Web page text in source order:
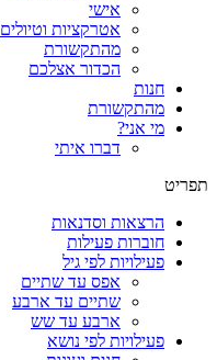
אישי
אטרקציות וטיולים
מהתקשורת
הכדור אצלכם
חנות
מהתקשורת
מי אני?
דברו איתי
תפריט
הרצאות וסדנאות
חוברות פעילות
פעילויות לפי גיל
אפס עד שתיים
שתיים עד ארבע
ארבע עד שש
פעילויות לפי נושא